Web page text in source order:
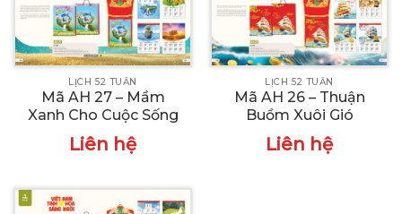
LỊCH 52 TUẦN
Mã AH 27 – Mầm
Xanh Cho Cuộc Sống
Liên hệ
LỊCH 52 TUẦN
Mã AH 26 – Thuận
Buồm Xuôi Gió
Liên hệ